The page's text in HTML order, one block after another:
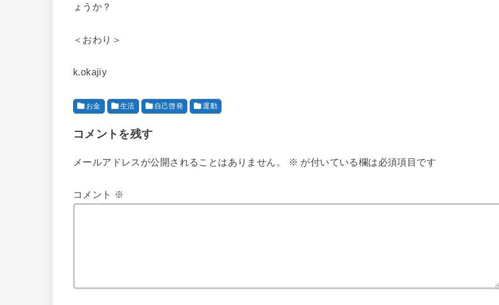
ょうか？
＜おわり＞
k.okajiy
お金 生活 自己啓発 運動
コメントを残す
メールアドレスが公開されることはありません。 ※ が付いている欄は必須項目です
コメント ※